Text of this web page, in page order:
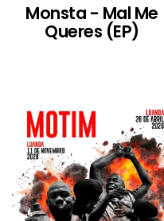
Monsta - Mal Me
Queres (EP)